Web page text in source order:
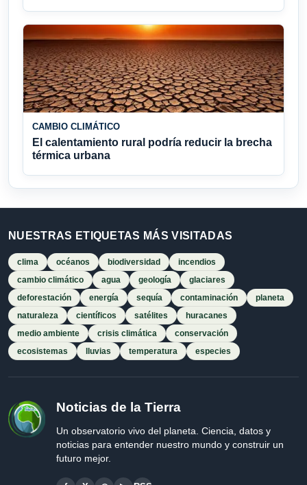
CAMBIO CLIMÁTICO
El calentamiento rural podría reducir la brecha
térmica urbana
NUESTRAS ETIQUETAS MÁS VISITADAS
clima océanos biodiversidad
incendios
cambio climático
agua geología
glaciares
deforestación
energía sequía contaminación
planeta
naturaleza
científicos satélites
huracanes
medio ambiente
crisis climática
conservación
ecosistemas
lluvias temperatura especies
Noticias de la Tierra
Un observatorio vivo del planeta. Ciencia, datos y
noticias para entender nuestro mundo y construir un
futuro mejor.